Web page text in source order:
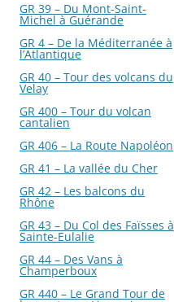
GR 39 – Du Mont-Saint-
Michel à Guérande
GR 4 – De la Méditerranée à
l’Atlantique
GR 40 – Tour des volcans du
Velay
GR 400 – Tour du volcan
cantalien
GR 406 – La Route Napoléon
GR 41 – La vallée du Cher
GR 42 – Les balcons du
Rhône
GR 43 – Du Col des Faïsses à
Sainte-Eulalie
GR 44 – Des Vans à
Champerboux
GR 440 – Le Grand Tour de